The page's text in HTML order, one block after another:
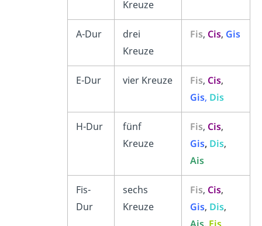
Kreuze
A-Dur
drei
Kreuze
Fis, Cis, Gis
E-Dur vier Kreuze Fis, Cis,
Gis, Dis
H-Dur
fünf
Kreuze
Fis, Cis,
Gis, Dis,
Ais
Fis-
Dur
sechs
Kreuze
Fis, Cis,
Gis, Dis,